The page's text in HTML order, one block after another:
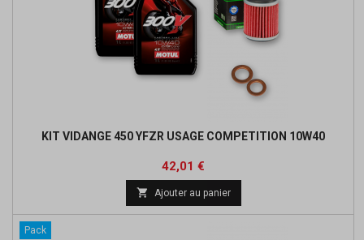
KIT VIDANGE 450 YFZR USAGE COMPETITION 10W40
Prix
42,01 €
base
 Ajouter au panier
Pack